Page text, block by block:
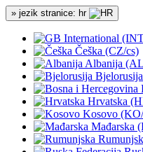
» jezik stranice: hr
International
Češka (CZ/cs)
Albanija
Hrvatska
Kosovo
Mađarska